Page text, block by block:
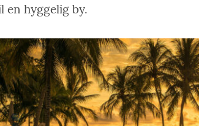
en hyggelig by.